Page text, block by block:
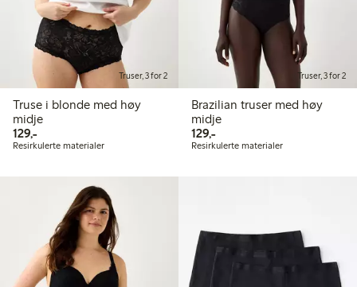
Truser, 3 for 2
Truse i blonde med høy
midje
129,-129,00 kr
Resirkulerte materialer
Truser, 3 for 2
Brazilian truser med høy
midje
129,-129,00 kr
Resirkulerte materialer